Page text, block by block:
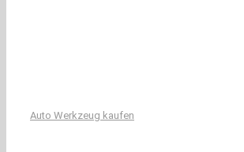
Auto Werkzeug kaufen